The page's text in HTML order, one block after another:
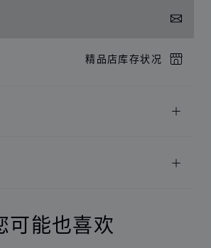
精品店库存状况
可能也喜欢